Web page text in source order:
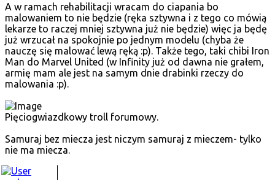
A w ramach rehabilitacji wracam do ciapania bo
malowaniem to nie będzie (ręka sztywna i z tego co mówią
lekarze to raczej mniej sztywna już nie będzie) więc ja będę
już wrzucał na spokojnie po jednym modelu (chyba że
nauczę się malować lewą ręką :p). Także tego, taki chibi Iron
Man do Marvel United (w Infinity już od dawna nie grałem,
armię mam ale jest na samym dnie drabinki rzeczy do
malowania :p).
Pięciogwiazdkowy troll forumowy.
Samuraj bez miecza jest niczym samuraj z mieczem- tylko
nie ma miecza.